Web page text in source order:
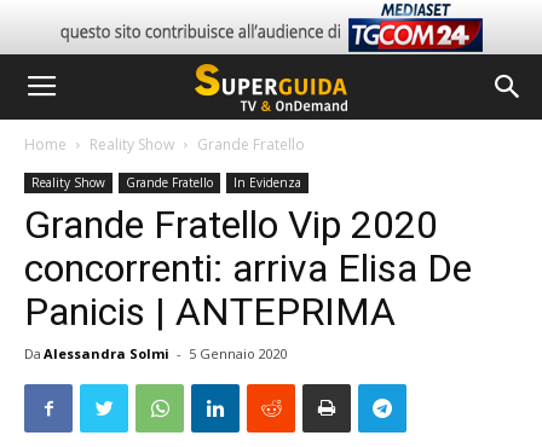
Home Reality Show Grande Fratello
Reality Show Grande Fratello In Evidenza
Grande Fratello Vip 2020
concorrenti: arriva Elisa De
Panicis | ANTEPRIMA
Da Alessandra Solmi - 5 Gennaio 2020